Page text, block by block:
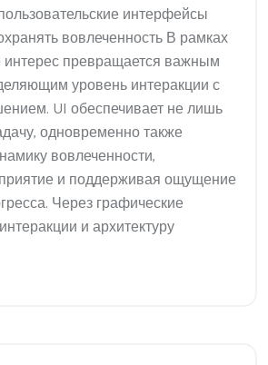
интерфейсы
вовлеченность В рамках
превращается важным
уровень интеракции с
UI обеспечивает не лишь
одновременно также
вовлеченности,
и поддерживая ощущение
Через графические
и архитектуру